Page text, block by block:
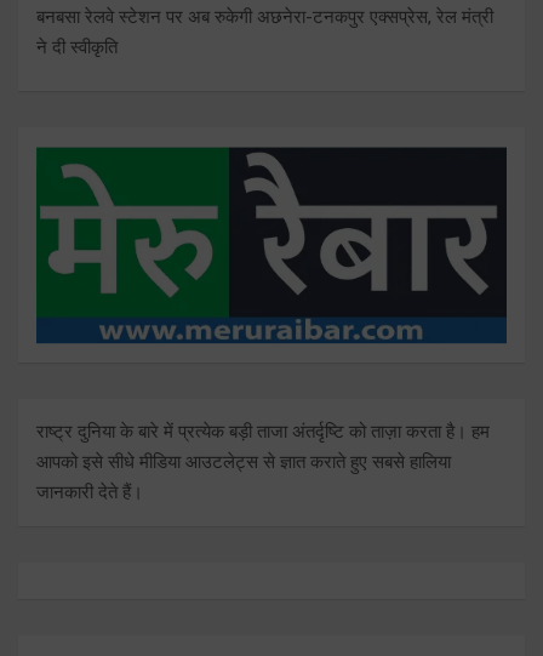
बनबसा रेलवे स्टेशन पर अब रुकेगी अछनेरा-टनकपुर एक्सप्रेस, रेल मंत्री
ने दी स्वीकृति
राष्ट्र दुनिया के बारे में प्रत्येक बड़ी ताजा अंतर्दृष्टि को ताज़ा करता है। हम
आपको इसे सीधे मीडिया आउटलेट्स से ज्ञात कराते हुए सबसे हालिया
जानकारी देते हैं।